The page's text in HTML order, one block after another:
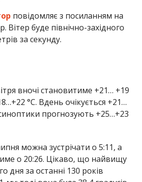
повідомляє з посиланням на
Вітер буде північно-західного
за секунду.
вночі становитиме +21… +19
°С. Вдень очікується +21…
прогнозують +25…+23
можна зустрічати о 5:11, а
о 20:26. Цікаво, що найвищу
дня за останні 130 років